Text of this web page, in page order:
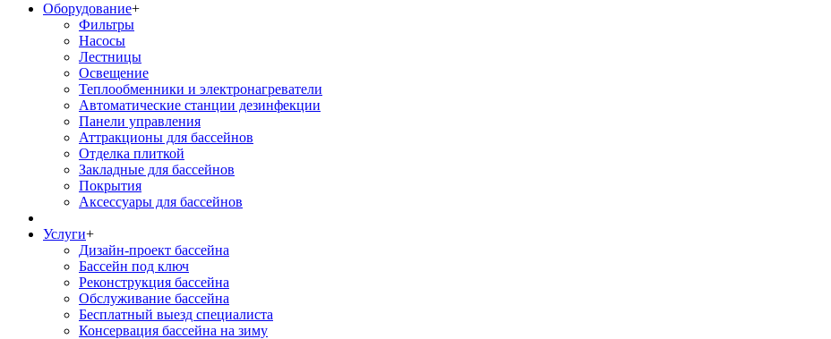
Оборудование+
Фильтры
Насосы
Лестницы
Освещение
Теплообменники и электронагреватели
Автоматические станции дезинфекции
Панели управления
Аттракционы для бассейнов
Отделка плиткой
Закладные для бассейнов
Покрытия
Аксессуары для бассейнов
Услуги+
Дизайн-проект бассейна
Бассейн под ключ
Реконструкция бассейна
Обслуживание бассейна
Бесплатный выезд специалиста
Консервация бассейна на зиму